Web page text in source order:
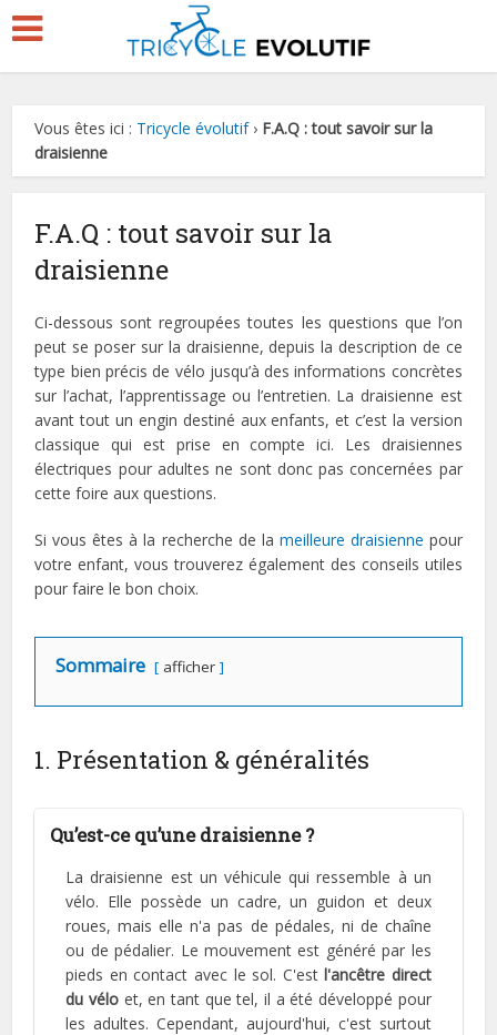
Vous êtes ici : Tricycle évolutif› F.A.Q : tout savoir sur la
draisienne
F.A.Q : tout savoir sur la
draisienne
Ci-dessous sont regroupées toutes les questions que l’on
peut se poser sur la draisienne, depuis la description de ce
type bien précis de vélo jusqu’à des informations concrètes
sur l’achat, l’apprentissage ou l’entretien. La draisienne est
avant tout un engin destiné aux enfants, et c’est la version
classique qui est prise en compte ici. Les draisiennes
électriques pour adultes ne sont donc pas concernées par
cette foire aux questions.
Si vous êtes à la recherche de la meilleure draisienne pour
votre enfant, vous trouverez également des conseils utiles
pour faire le bon choix.
Sommaire afficher
1. Présentation & généralités
Qu’est-ce qu’une draisienne ?
La draisienne est un véhicule qui ressemble à un
vélo. Elle possède un cadre, un guidon et deux
roues, mais elle n'a pas de pédales, ni de chaîne
ou de pédalier. Le mouvement est généré par les
pieds en contact avec le sol. C'estl'ancêtre direct
du véloet, en tant que tel, il a été développé pour
les adultes. Cependant, aujourd'hui, c'est surtout